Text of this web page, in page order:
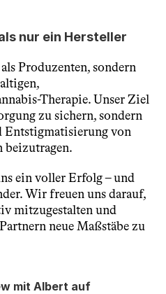
nur ein Hersteller
Produzenten, sondern
Therapie. Unser Ziel
zu sichern, sondern
Entstigmatisierung von
beizutragen.
ein voller Erfolg – und
Wir freuen uns darauf,
mitzugestalten und
neue Maßstäbe zu